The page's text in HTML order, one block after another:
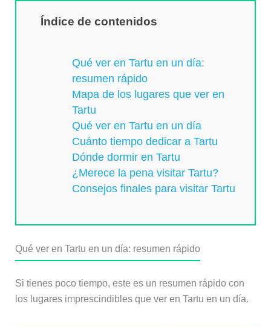
Índice de contenidos
Qué ver en Tartu en un día:
resumen rápido
Mapa de los lugares que ver en
Tartu
Qué ver en Tartu en un día
Cuánto tiempo dedicar a Tartu
Dónde dormir en Tartu
¿Merece la pena visitar Tartu?
Consejos finales para visitar Tartu
Qué ver en Tartu en un día: resumen rápido
Si tienes poco tiempo, este es un resumen rápido con
los lugares imprescindibles que ver en Tartu en un día.